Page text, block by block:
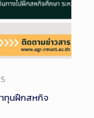
ทุนฝึกสหกิจ